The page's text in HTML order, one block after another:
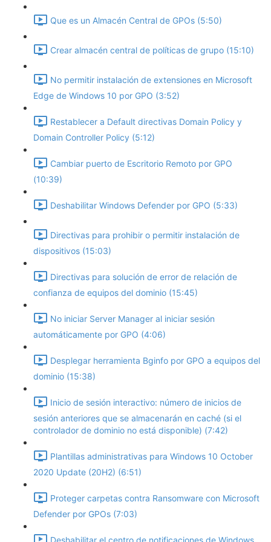
Que es un Almacén Central de GPOs (5:50)
Crear almacén central de políticas de grupo (15:10)
No permitir instalación de extensiones en Microsoft
Edge de Windows 10 por GPO (3:52)
Restablecer a Default directivas Domain Policy y
Domain Controller Policy (5:12)
Cambiar puerto de Escritorio Remoto por GPO
(10:39)
Deshabilitar Windows Defender por GPO (5:33)
Directivas para prohibir o permitir instalación de
dispositivos (15:03)
Directivas para solución de error de relación de
confianza de equipos del dominio (15:45)
No iniciar Server Manager al iniciar sesión
automáticamente por GPO (4:06)
Desplegar herramienta Bginfo por GPO a equipos del
dominio (15:38)
Inicio de sesión interactivo: número de inicios de
sesión anteriores que se almacenarán en caché (si el
controlador de dominio no está disponible) (7:42)
Plantillas administrativas para Windows 10 October
2020 Update (20H2) (6:51)
Proteger carpetas contra Ransomware con Microsoft
Defender por GPOs (7:03)